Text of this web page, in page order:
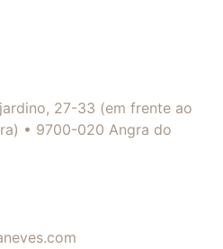
27-33 (em frente ao
• 9700-020 Angra do